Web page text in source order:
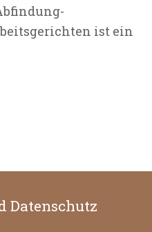
ist ein
Datenschutz